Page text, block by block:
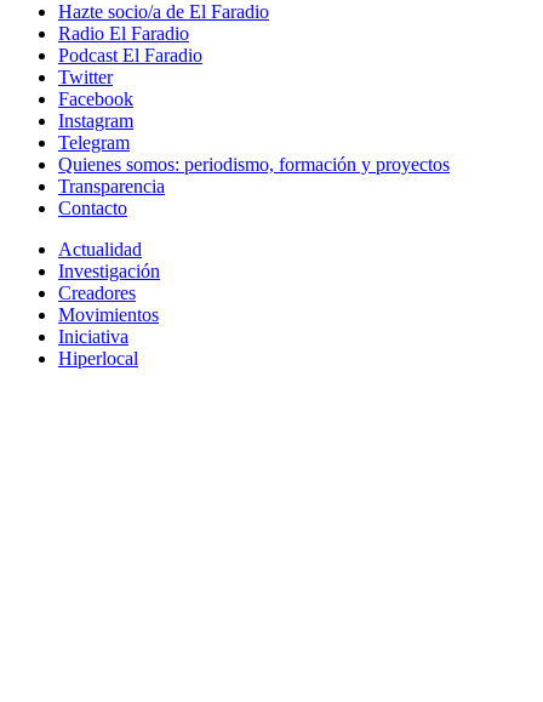
Hazte socio/a de El Faradio
Radio El Faradio
Podcast El Faradio
Twitter
Facebook
Instagram
Telegram
Quienes somos: periodismo, formación y proyectos
Transparencia
Contacto
Actualidad
Investigación
Creadores
Movimientos
Iniciativa
Hiperlocal